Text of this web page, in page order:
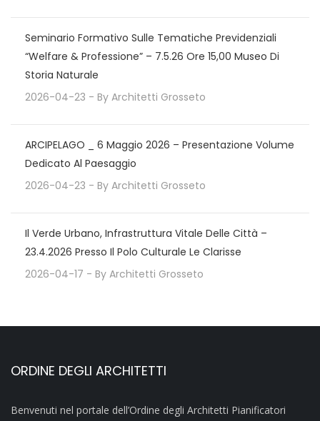
Seminario Formativo Sulle Tematiche Previdenziali
“Welfare & Professione” – 7.5.26 Ore 15,00 Museo Di
Storia Naturale
2026-04-23 - By Architetti Grosseto
ARCIPELAGO _ 6 Maggio 2026 – Presentazione Volume
Dedicato Al Paesaggio
2026-04-23 - By Architetti Grosseto
Il Verde Urbano, Infrastruttura Vitale Delle Città –
23.4.2026 Presso Il Polo Culturale Le Clarisse
2026-04-17 - By Architetti Grosseto
ORDINE DEGLI ARCHITETTI
Benvenuti nel portale dell’Ordine degli Architetti Pianificatori